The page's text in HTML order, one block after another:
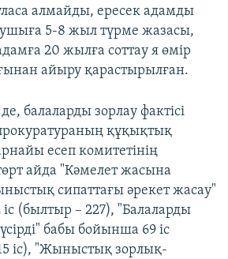
алмайды, ересек адамды
5-8 жыл түрме жазасы,
20 жылға соттау я өмір
айыру қарастырылған.
балаларды зорлау фактісі
құқықтық
есеп комитетінің
айда "Кәмелет жасына
сипаттағы әрекет жасау"
(былтыр – 227), "Балаларды
бабы бойынша 69 іс
іс), "Жыныстық зорлық-